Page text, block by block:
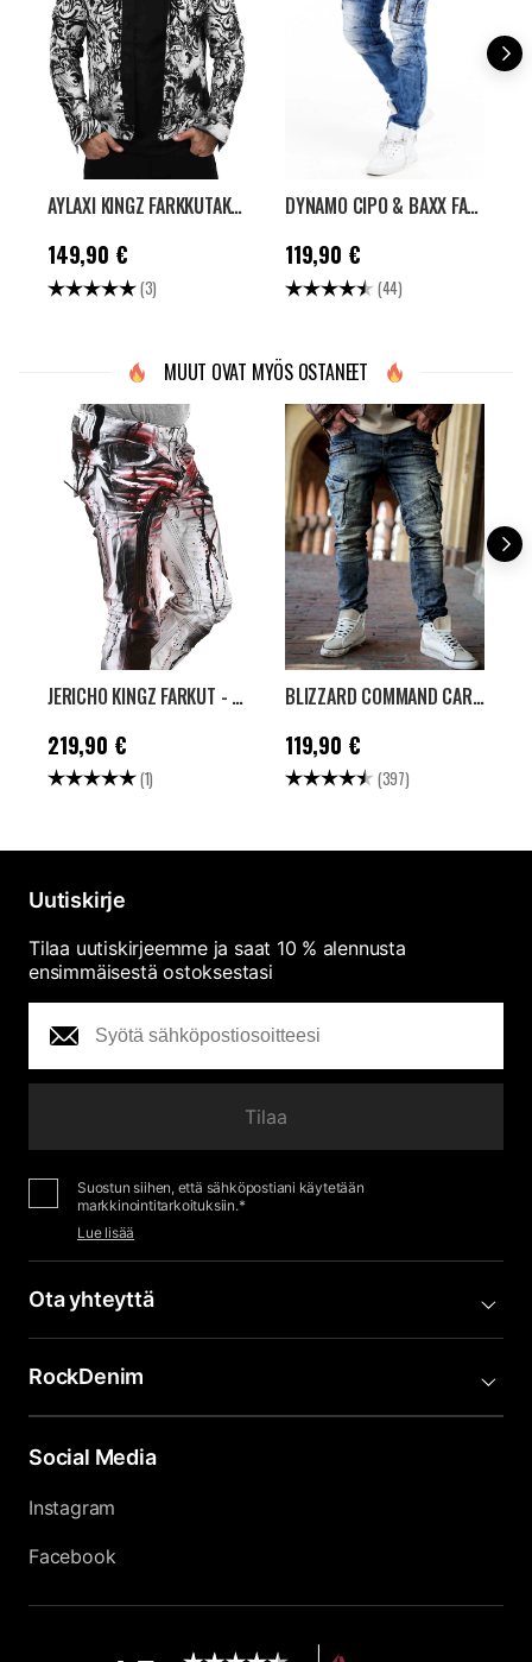
AYLAXI KINGZ FARKKUTAKKI - MUSTA
Hinta :149,90 €
149,90 €
Arvio: (3) 5.0 5:sta tähdestä
DYNAMO CIPO & BAXX FARKUT - SININEN
Hinta:119,90 €
119,90 €
Arvio: (44)
MUUT OVAT MYÖS OSTANEET
JERICHO KINGZ FARKUT - VALKOINEN/PUNAINEN
Hinta :219,90 €
219,90 €
Arvio: (1) 5.0 5:sta tähdestä
BLIZZARD COMMAND CARGO FARKUT - WASHED BLUE
Hinta:119,90 €
119,90 €
Arvio: (397)
Uutiskirje
Tilaa uutiskirjeemme ja saat 10 % alennusta
ensimmäisestä ostoksestasi
Tilaa
Suostun siihen, että sähköpostiani käytetään
markkinointitarkoituksiin.*
Lue lisää
Ota yhteyttä
RockDenim
Social Media
Instagram
Facebook